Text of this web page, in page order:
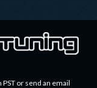
or send an email